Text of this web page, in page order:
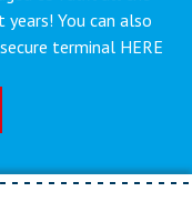
years! You can also
terminal HERE